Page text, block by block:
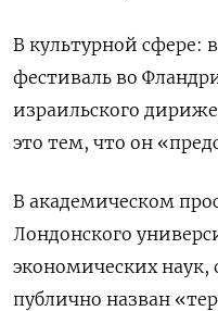
В культурной сфере:
фестиваль во
израильского
это тем, что он
В академическом
Лондонского
экономических
публично назван